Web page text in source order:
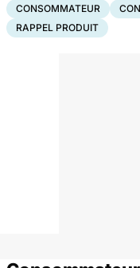
CONSOMMATEUR
RAPPEL PRODUIT